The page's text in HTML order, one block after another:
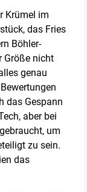
Krümel im
das Fries
Böhler-
Größe nicht
genau
das Gespann
aber bei
um
zu sein.
das